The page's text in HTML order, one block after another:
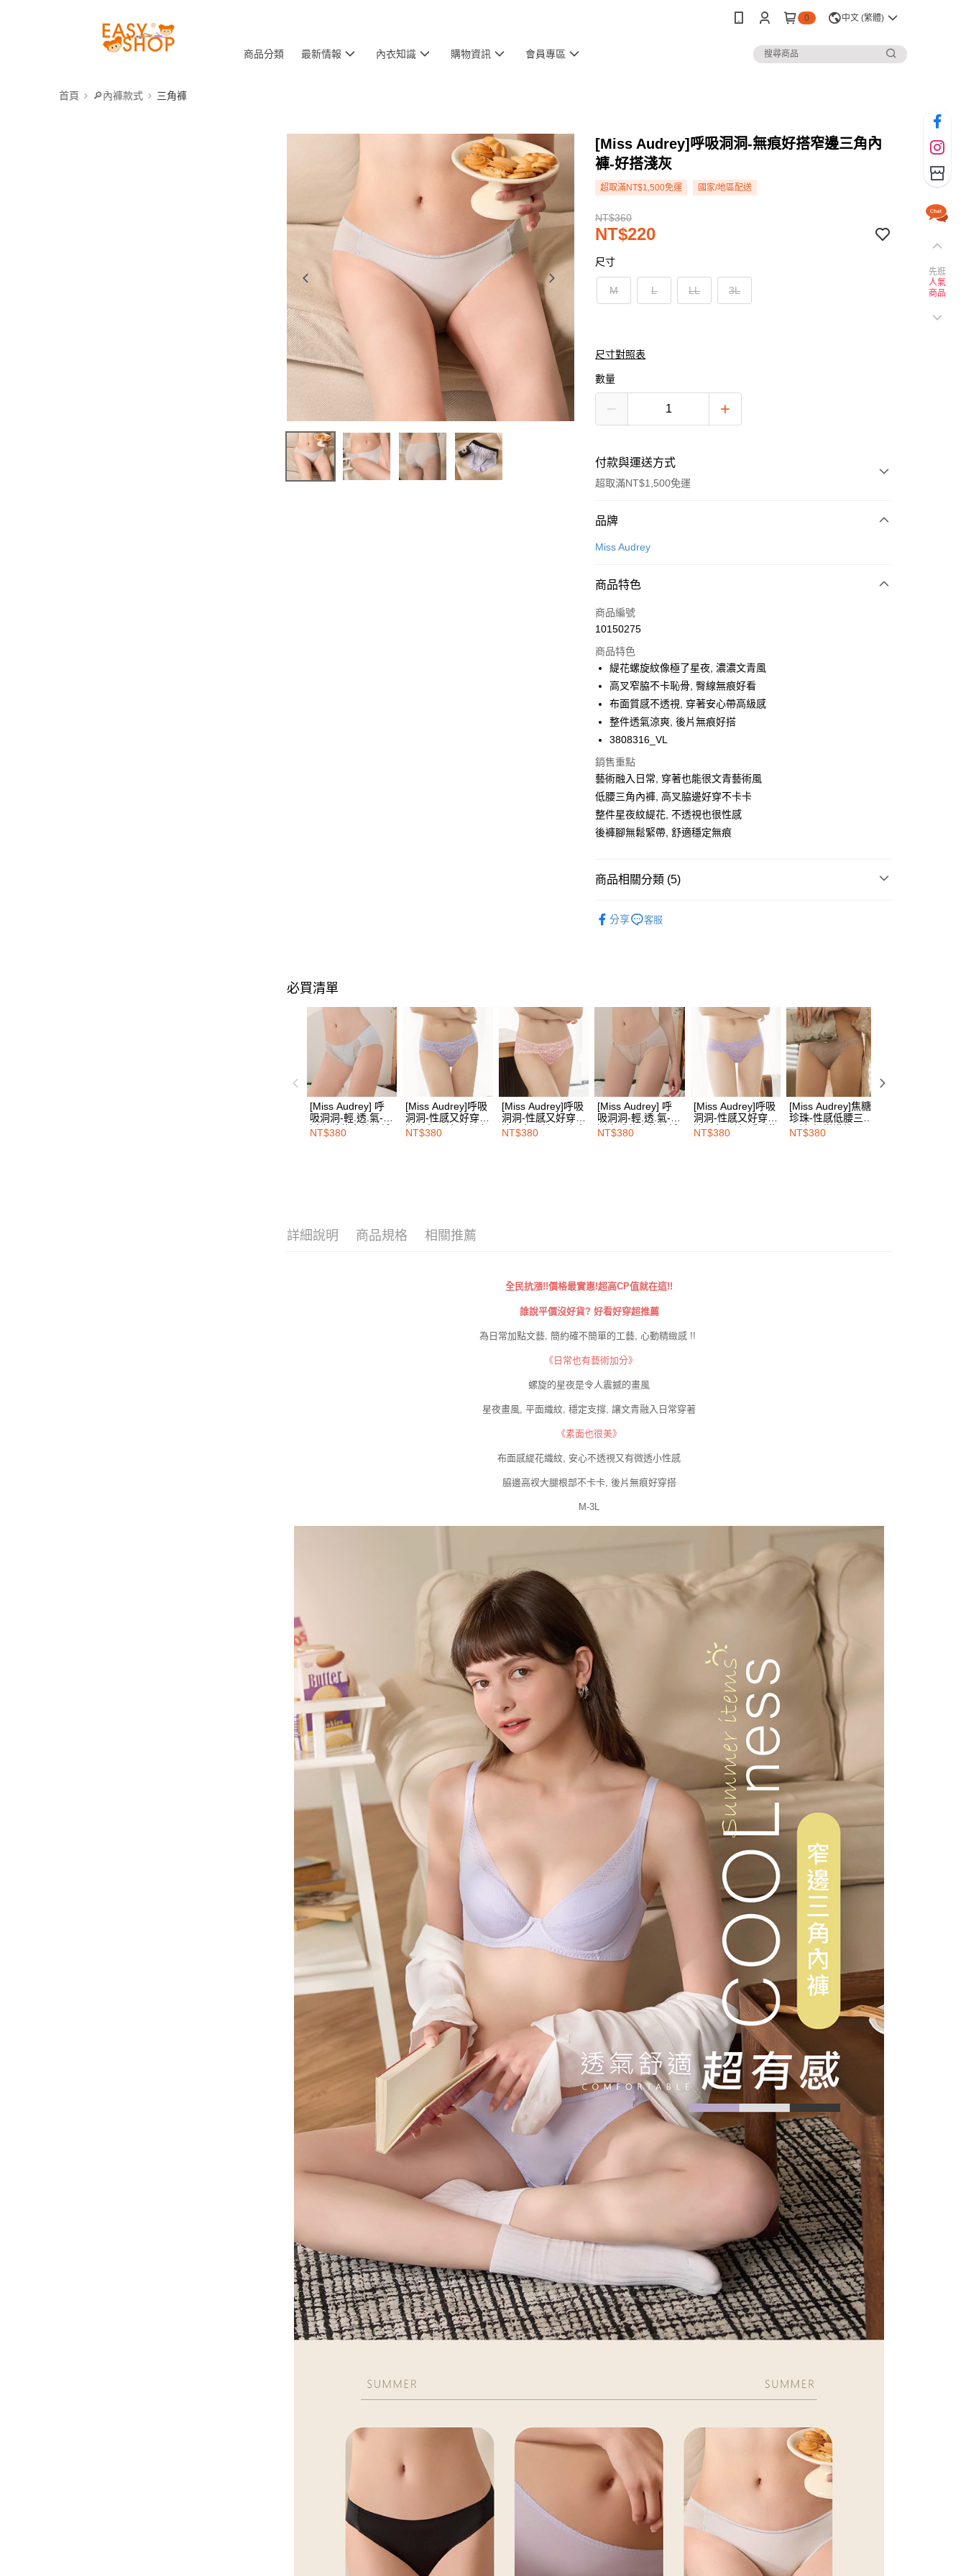
0 中文 (繁體)
商品分類 最新情報 內衣知識 購物資訊 會員專區
首頁 🔎內褲款式 三角褲
[Miss Audrey]呼吸洞洞-無痕好搭窄邊三角內
褲-好搭淺灰
超取滿NT$1,500免運 國家/地區配送
NT$360
NT$220
尺寸
M L LL 3L
尺寸對照表
數量
付款與運送方式
超取滿NT$1,500免運
付款方式
信用卡一次付款
Apple Pay
悠遊付
Google Pay
全支付
AFTEE先享後付
相關說明
【關於「AFTEE先享後付」】
AFTEE先享後付是「在收到商品之後才付款」的支付方式。 讓您購物簡單
便利好安心！
１．簡單：不需註冊會員、不需綁卡、不需儲值。
【「AFTEE先享後付」結帳流程】
２．訂單成立數日內，您將收到繳費通知簡訊。
是否繳費成功／繳費後需取消欲退款等相關疑問，請聯繫「AFTEE先享後
付客戶支援中心」
https://netprotections.freshdesk.com/support/home
【注意事項】
１．透過由恩沛科技股份有限公司提供之「AFTEE先享後付」服務完成之
交易，需依本服務之必要範圍內提供個人資料，並將交易相關給付款項請
求債權轉讓予恩沛科技股份有限公司。
２．關於個人資料處理事宜，請瀏覽以下網址：
https://aftee.tw/terms/#terms3
３．未成年的使用者請事先徵得法定代理人或監護人之同意方可使用
「AFTEE先享後付」，若未經同意申辦者引起之損失，本公司不負相關責
ATM付款
全家取付
付款後全家取貨
付款後7-11取貨
每筆NT$100，滿NT$1,500(含以上)免運費
宅配
每筆NT$100，滿NT$1,500(含以上)免運費
EASY SHOP門市速取
免運費
品牌
Miss Audrey
商品特色
商品編號
10150275
商品特色
緹花螺旋紋像極了星夜, 濃濃文青風
高叉窄脇不卡恥骨, 臀線無痕好看
布面質感不透視, 穿著安心帶高級感
整件透氣涼爽, 後片無痕好搭
3808316_VL
銷售重點
藝術融入日常, 穿著也能很文青藝術風
低腰三角內褲, 高叉脇邊好穿不卡卡
整件星夜紋緹花, 不透視也很性感
後褲腳無鬆緊帶, 舒適穩定無痕
商品相關分類 (5)
分享 客服
必買清單
[Miss Audrey] 呼
吸洞洞-輕.透.氣-輕
透立體花束蕾絲低
腰三角內褲-氣質雨
NT$380
[Miss Audrey]呼吸
洞洞-性感又好穿窄
邊三角內褲-冰河灰
NT$380
[Miss Audrey]呼吸
洞洞-性感又好穿窄
邊三角內褲-明亮膚
NT$380
[Miss Audrey] 呼
吸洞洞-輕.透.氣-輕
透立體花束蕾絲低
腰三角內褲-好搭奶
NT$380
[Miss Audrey]呼吸
洞洞-性感又好穿窄
邊三角內褲-隱型紫
NT$380
[Miss Audrey]焦糖
珍珠-性感低腰三角
內褲-好搭淺棕
NT$380
詳細說明 商品規格 相關推薦
全民抗漲!!價格最實惠!超高CP值就在這!!
誰說平價沒好貨? 好看好穿超推薦
為日常加點文藝, 簡約確不簡單的工藝, 心動精緻感 !!
《日常也有藝術加分》
螺旋的星夜是令人震撼的畫風
星夜畫風, 平面織紋, 穩定支撐, 讓文青融入日常穿著
《素面也很美》
布面感緹花織紋, 安心不透視又有微透小性感
脇邊高衩大腿根部不卡卡, 後片無痕好穿搭
M-3L
先逛
人氣
商品